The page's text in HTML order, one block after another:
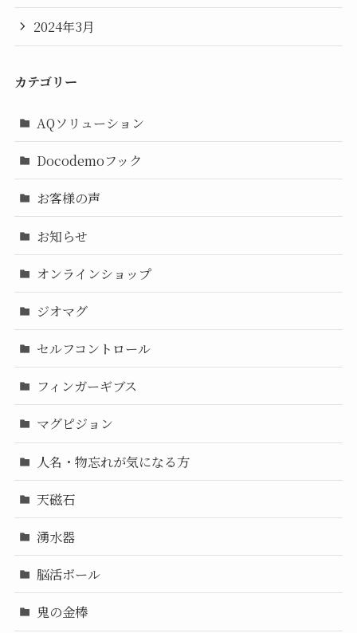
2024年3月
カテゴリー
AQソリューション
Docodemoフック
お客様の声
お知らせ
オンラインショップ
ジオマグ
セルフコントロール
フィンガーギブス
マグピジョン
人名・物忘れが気になる方
天磁石
湧水器
脳活ボール
鬼の金棒